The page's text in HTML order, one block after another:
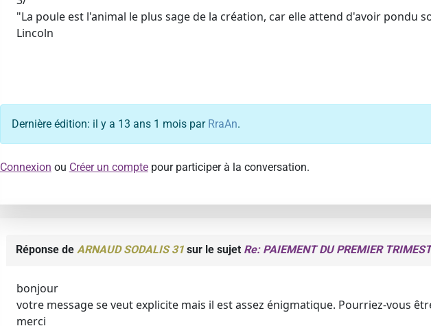
"La poule est l'animal le plus sage de la création, car elle attend d'avoir pondu
Lincoln
Dernière édition: il y a 13 ans 1 mois par RraAn.
Connexion ou Créer un comptepour participer à la conversation.
Réponse de ARNAUD SODALIS 31sur le sujet Re: PAIEMENT DU PREMIER
bonjour
votre message se veut explicite mais il est assez énigmatique. Pourriez-vous
merci